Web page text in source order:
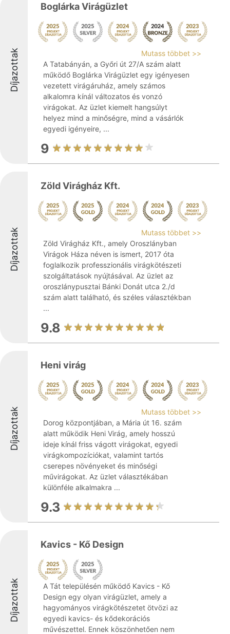
Díjazottak
Boglárka Virágüzlet
Mutass többet >>
A Tatabányán, a Győri út 27/A szám alatt
működő Boglárka Virágüzlet egy igényesen
vezetett virágáruház, amely számos
alkalomra kínál változatos és vonzó
virágokat. Az üzlet kiemelt hangsúlyt
helyez mind a minőségre, mind a vásárlók
egyedi igényeire, ...
9
Díjazottak
Zöld Virágház Kft.
Mutass többet >>
Zöld Virágház Kft., amely Oroszlányban
Virágok Háza néven is ismert, 2017 óta
foglalkozik professzionális virágkötészeti
szolgáltatások nyújtásával. Az üzlet az
oroszlánypusztai Bánki Donát utca 2./d
szám alatt található, és széles választékban
...
9.8
Díjazottak
Heni virág
Mutass többet >>
Dorog központjában, a Mária út 16. szám
alatt működik Heni Virág, amely hosszú
ideje kínál friss vágott virágokat, egyedi
virágkompozíciókat, valamint tartós
cserepes növényeket és minőségi
művirágokat. Az üzlet választékában
különféle alkalmakra ...
9.3
Díjazottak
Kavics - Kő Design
A Tát településén működő Kavics - Kő
Design egy olyan virágüzlet, amely a
hagyományos virágkötészetet ötvözi az
egyedi kavics- és kődekorációs
művészettel. Ennek köszönhetően nem